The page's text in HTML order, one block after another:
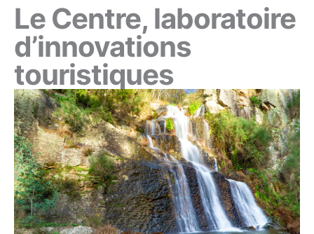
Le Centre, laboratoire
d’innovations
touristiques